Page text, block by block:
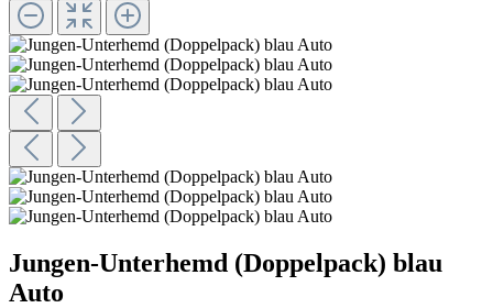
Jungen-Unterhemd (Doppelpack) blau
Auto